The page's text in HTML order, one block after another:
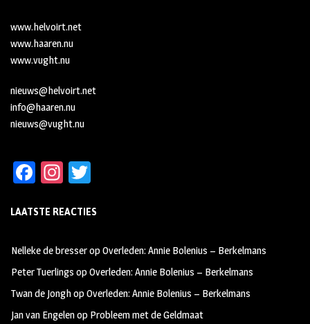
www.helvoirt.net
www.haaren.nu
www.vught.nu
nieuws@helvoirt.net
info@haaren.nu
nieuws@vught.nu
Fa
b
oo
k
In
ag
m
tt
LAATSTE REACTIES
Nelleke de bresseropOverleden: Annie Bolenius – Berkelmans
Peter Tuerlings opOverleden: Annie Bolenius – Berkelmans
Twan de JonghopOverleden: Annie Bolenius – Berkelmans
Jan van Engelenop Probleem met de Geldmaat